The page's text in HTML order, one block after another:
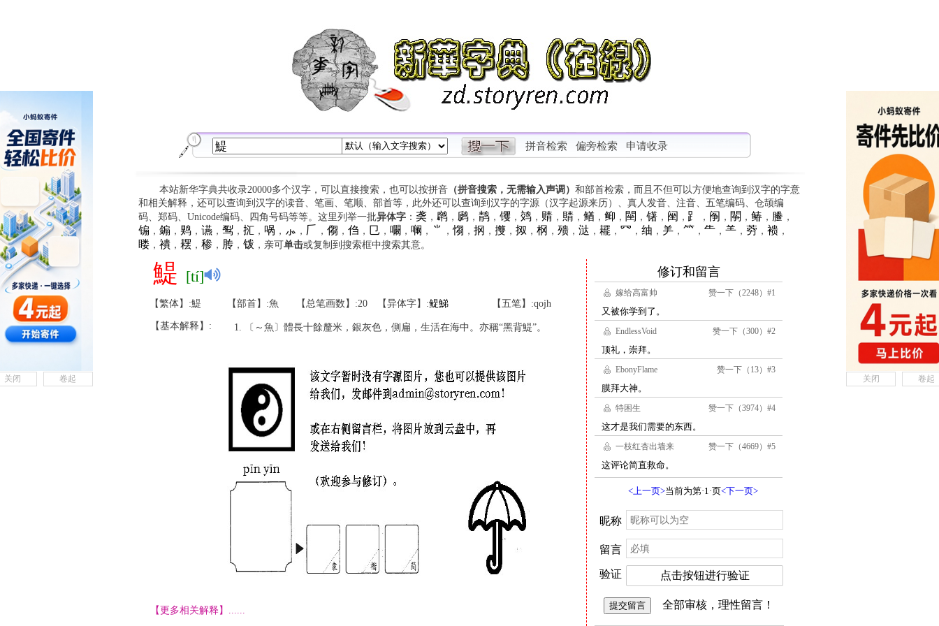
拼音检索 偏旁检索 申请收录
本站新华字典共收录20000多个汉字，可以直接搜索，也可以按拼音（拼音搜索，无需输入声调） 和部首检索，而且不但可以方便地查询到汉字的字意
和相关解释，还可以查询到汉字的读音、笔画、笔顺、部首等，此外还可以查询到汉字的字源（汉字起源来历）、真人发音、注音、五笔编码、仓颉编
码、郑码、Unicode编码、四角号码等等。这里列举一批异体字： 䶮 ， 䴙， 䴘， 䴖， 䦆， 䴔， 䞍， 䝼， 䲡 ， 䲟 ， 䦟 ， 䦃， 䦷 ， ⻊ ， 䦶 ， 䦛 ， 䲠 ， 䲢 ，
䦂 ， 䥇 ， 䴗， 䜩， 䴕， 㧟 ， 㖞 ， ⺗ ， 𠂆 ， 㑳 ， 㑇 ， 㔾 ， 㘚 ， 㘎 ， ⺌ ， 㥮 ， 㧏 ， 㩳， 㧐 ， 㭎 ， 㱮， 㳠 ， 䎱 ， ⺳ ， 䌷 ， ⺶， ⺮ ， ⺧， ⺷， 䓖， 䙌，
䁖， 䙡， 䎬 ， 䅟， 䏝， 䥽，亲可单击或复制到搜索框中搜索其意。
鯷 [tí]
【繁体】:鯷 【部首】:魚 【总笔画数】:20 【异体字】:鳀鮷 【五笔】:qojh
【基本解释】: 〔～魚〕體長十餘釐米，銀灰色，側扁，生活在海中。亦稱“黑背鯷”。
【更多相关解释】......
关闭 卷起 关闭 卷起